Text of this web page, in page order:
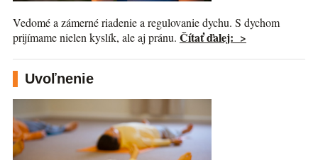
Vedomé a zámerné riadenie a regulovanie dychu. S dychom
prijímame nielen kyslík, ale aj pránu. Čítať ďalej: >
Uvoľnenie